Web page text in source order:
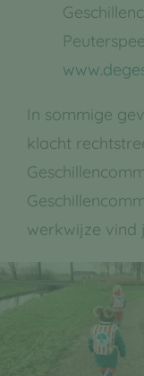
In sommige
klacht
werkwijze vind